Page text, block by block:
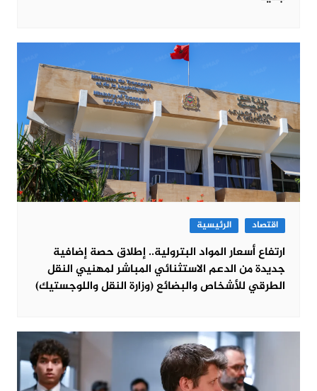
اقتصاد الرئيسية
ارتفاع أسعار المواد البترولية.. إطلاق حصة إضافية
جديدة من الدعم الاستثنائي المباشر لمهنيي النقل
الطرقي للأشخاص والبضائع (وزارة النقل واللوجستيك)